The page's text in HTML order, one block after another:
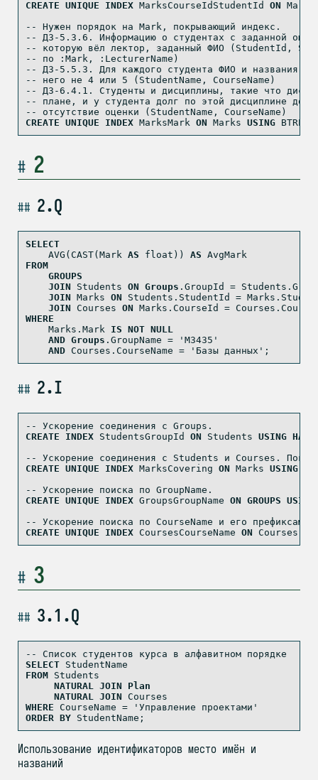
CREATE UNIQUE INDEX MarksCourseIdStudentId ON
-- Нужен порядок на Mark, покрывающий индекс.
-- ДЗ-5.3.6. Информацию о студентах с заданной
-- которую вёл лектор, заданный ФИО (StudentId,
-- по :Mark, :LecturerName)
-- ДЗ-5.5.3. Для каждого студента ФИО и названия
-- него не 4 или 5 (StudentName, CourseName)
-- ДЗ-6.4.1. Студенты и дисциплины, такие что
-- плане, и у студента долг по этой дисциплине
-- отсутствие оценки (StudentName, CourseName)
CREATE UNIQUE INDEX MarksMark ON Marks USING
2
2.Q
SELECT
AVG (CAST(Mark AS float )) AS AvgMark
FROM
GROUPS
JOIN Students ON Groups .GroupId =
JOIN Marks ON Students.StudentId =
JOIN Courses ON Marks.CourseId =
WHERE
    Marks.Mark
IS NOT NULL
AND Groups .GroupName =
'M3435'
AND Courses.CourseName = 'Базы данных' ;
2.I
-- Ускорение соединения с Groups.
CREATE
INDEX StudentsGroupId ON Students USING HASH
-- Ускорение соединения с Students и Courses.
CREATE UNIQUE INDEX MarksCovering ON Marks USING
-- Ускорение поиска по GroupName.
CREATE UNIQUE INDEX GroupsGroupName ON GROUPS USING
-- Ускорение поиска по CourseName и его префиксам.
CREATE UNIQUE INDEX CoursesCourseName ON Courses
3
3.1.Q
-- Список студентов курса в алфавитном порядке
SELECT StudentName
FROM Students
NATURAL JOIN
Plan
NATURAL JOIN Courses
WHERE CourseName =
'Управление проектами'
ORDER BY StudentName;
Использование идентификаторов место имён и
названий